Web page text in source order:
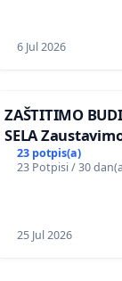
6 Jul 2026
ZAŠTITIMO
SELA
Sunčane
području
23 potpis(a)
23 Potpisi / 30
25 Jul 2026